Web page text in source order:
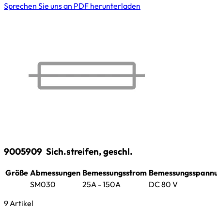
Sprechen Sie uns an PDF herunterladen
9005909 Sich.streifen, geschl.
Größe Abmessungen Bemessungsstrom
SM030
25A - 150A
DC 80 V
9 Artikel